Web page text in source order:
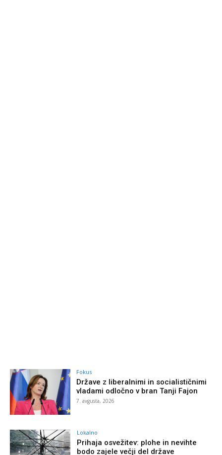
Fokus
Države z liberalnimi in socialističnimi
vladami odločno v bran Tanji Fajon
7. avgusta, 2026
Lokalno
Prihaja osvežitev: plohe in nevihte
bodo zajele večji del države